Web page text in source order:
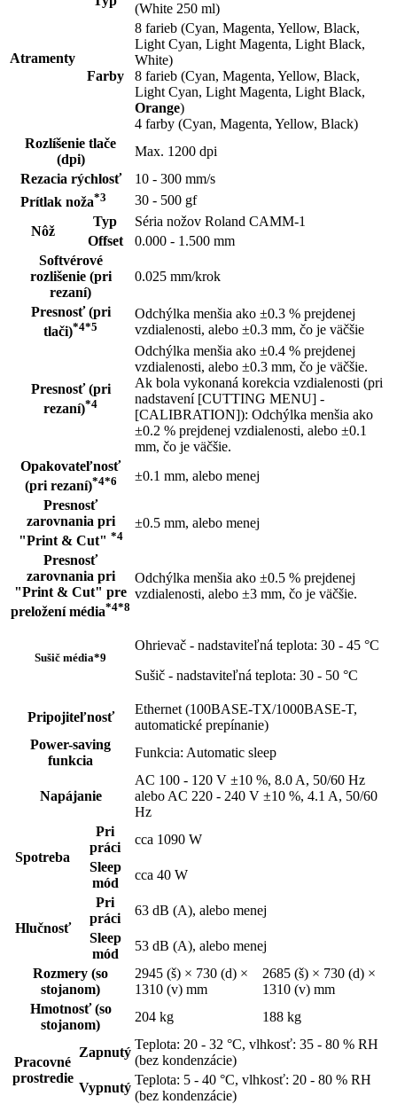
Atramenty
(White 250 ml)
Farby
8 farieb (Cyan, Magenta, Yellow, Black,
Light Cyan, Light Magenta, Light Black,
White)
8 farieb (Cyan, Magenta, Yellow, Black,
Light Cyan, Light Magenta, Light Black,
Orange)
4 farby (Cyan, Magenta, Yellow, Black)
Rozlíšenie tlače
(dpi)
Max. 1200 dpi
Rezacia rýchlosť
10 - 300 mm/s
Prítlak noža*3 30 - 500 gf
Nôž
Typ
Séria nožov Roland CAMM-1
Offset
0.000 - 1.500 mm
Softvérové
rozlišenie (pri
rezaní)
0.025 mm/krok
Presnosť (pri
tlači)*4*5
Odchýlka menšia ako ±0.3 % prejdenej
vzdialenosti, alebo ±0.3 mm, čo je väčšie
Presnosť (pri
rezaní)*4
Odchýlka menšia ako ±0.4 % prejdenej
vzdialenosti, alebo ±0.3 mm, čo je väčšie.
Ak bola vykonaná korekcia vzdialenosti (pri
nadstavení [CUTTING MENU] -
[CALIBRATION]): Odchýlka menšia ako
±0.2 % prejdenej vzdialenosti, alebo ±0.1
mm, čo je väčšie.
Opakovateľnosť
(pri rezaní)*4*6
±0.1 mm, alebo menej
Presnosť
zarovnania pri
"Print & Cut" *4
±0.5 mm, alebo menej
Presnosť
zarovnania pri
"Print & Cut" pre
preložení média*4*8
Odchýlka menšia ako ±0.5 % prejdenej
vzdialenosti, alebo ±3 mm, čo je väčšie.
Sušič média*9
Ohrievač - nadstaviteľná teplota: 30 - 45 °C
Sušič - nadstaviteľná teplota: 30 - 50 °C
Pripojiteľnosť
Ethernet (100BASE-TX/1000BASE-T,
automatické prepínanie)
Power-saving
funkcia
Funkcia: Automatic sleep
Napájanie
AC 100 - 120 V ±10 %, 8.0 A, 50/60 Hz
alebo AC 220 - 240 V ±10 %, 4.1 A, 50/60
Hz
Spotreba
Pri
práci
cca 1090 W
Sleep
mód
cca 40 W
Hlučnosť
Pri
práci
63 dB (A), alebo menej
Sleep
mód
53 dB (A), alebo menej
Rozmery (so
stojanom)
2945 (š) × 730 (d) ×
1310 (v) mm
2685 (š) × 730 (d) ×
1310 (v) mm
Hmotnosť (so
stojanom)
204 kg 188 kg
Pracovné
prostredie
Zapnutý
Teplota: 20 - 32 °C, vlhkosť: 35 - 80 % RH
(bez kondenzácie)
Vypnutý
Teplota: 5 - 40 °C, vlhkosť: 20 - 80 % RH
(bez kondenzácie)